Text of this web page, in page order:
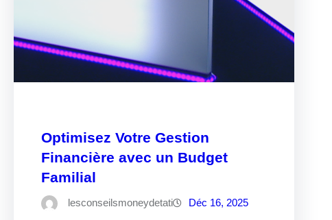
Optimisez Votre Gestion
Financière avec un Budget
Familial
lesconseilsmoneydetati Déc 16, 2025